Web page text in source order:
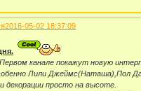
2016-05-02 18:37:09
канале покажут новую
Лили Джеймс(Наташа),Пол
декорации просто на высоте.